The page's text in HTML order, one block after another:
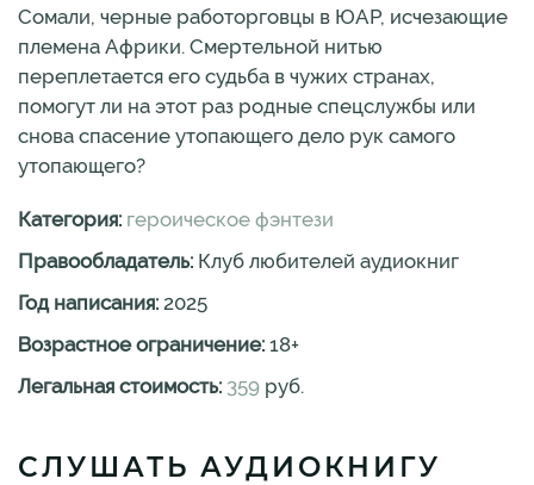
Сомали, черные работорговцы в ЮАР, исчезающие
племена Африки. Смертельной нитью
переплетается его судьба в чужих странах,
помогут ли на этот раз родные спецслужбы или
снова спасение утопающего дело рук самого
утопающего?
Категория: героическое фэнтези
Правообладатель: Клуб любителей аудиокниг
Год написания: 2025
Возрастное ограничение: 18+
Легальная стоимость: 359 руб.
СЛУШАТЬ АУДИОКНИГУ